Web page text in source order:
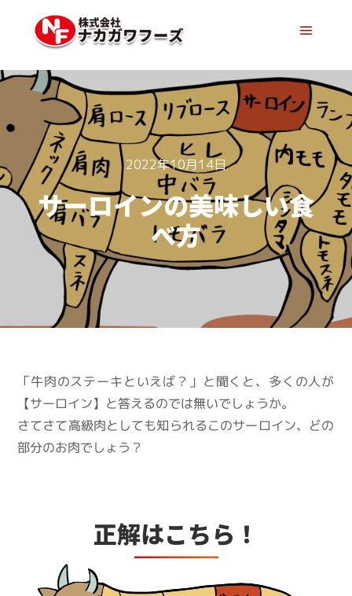
2022年10月14日
サーロインの美味しい食
べ方
「牛肉のステーキといえば？」と聞くと、多くの人が
【サーロイン】と答えるのでは無いでしょうか。
さてさて高級肉としても知られるこのサーロイン、どの
部分のお肉でしょう？
正解はこちら！